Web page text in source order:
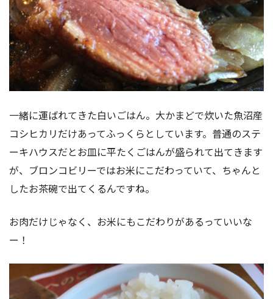
一緒に運ばれてきた白いごはん。大かまどで炊いた魚沼産
コシヒカリだけあってふっくらとしています。普通のステ
ーキハウスだとお皿に平たくごはんが盛られて出てきます
が、ブロンコビリーではお米にこだわっていて、ちゃんと
したお茶碗で出てくるんですね。
お肉だけじゃなく、お米にもこだわりがあるっていいな
ー！